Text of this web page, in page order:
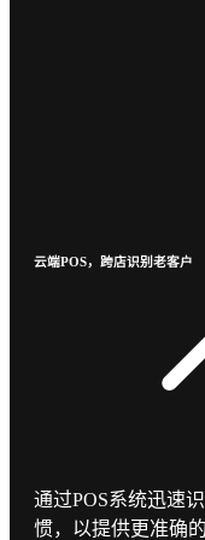
云端POS，跨店识别老客户
通过POS系统迅速
惯，以提供更准确